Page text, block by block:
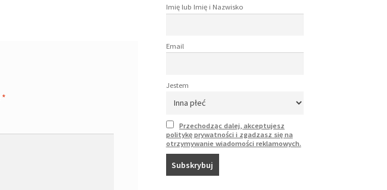
*
Imię lub Imię i Nazwisko
Email
Jestem
Przechodząc dalej, akceptujesz
politykę prywatności i zgadzasz się na
otrzymywanie wiadomości reklamowych.